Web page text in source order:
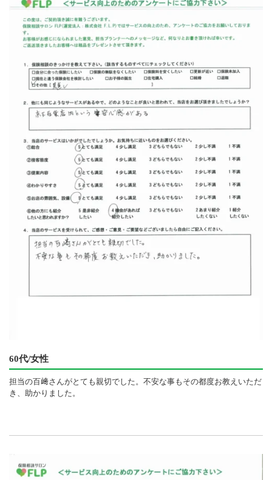
60代/女性
担当の百﨑さんがとても親切でした。不安な事もその都度お教えいただ
き、助かりました。